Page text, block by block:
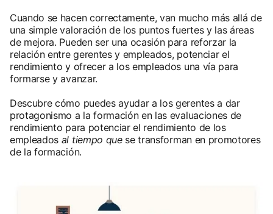
Cuando se hacen correctamente, van mucho más allá de
una simple valoración de los puntos fuertes y las áreas
de mejora. Pueden ser una ocasión para reforzar la
relación entre gerentes y empleados, potenciar el
rendimiento y ofrecer a los empleados una vía para
formarse y avanzar.
Descubre cómo puedes ayudar a los gerentes a dar
protagonismo a la formación en las evaluaciones de
rendimiento para potenciar el rendimiento de los
empleados al tiempo que se transforman en promotores
de la formación.